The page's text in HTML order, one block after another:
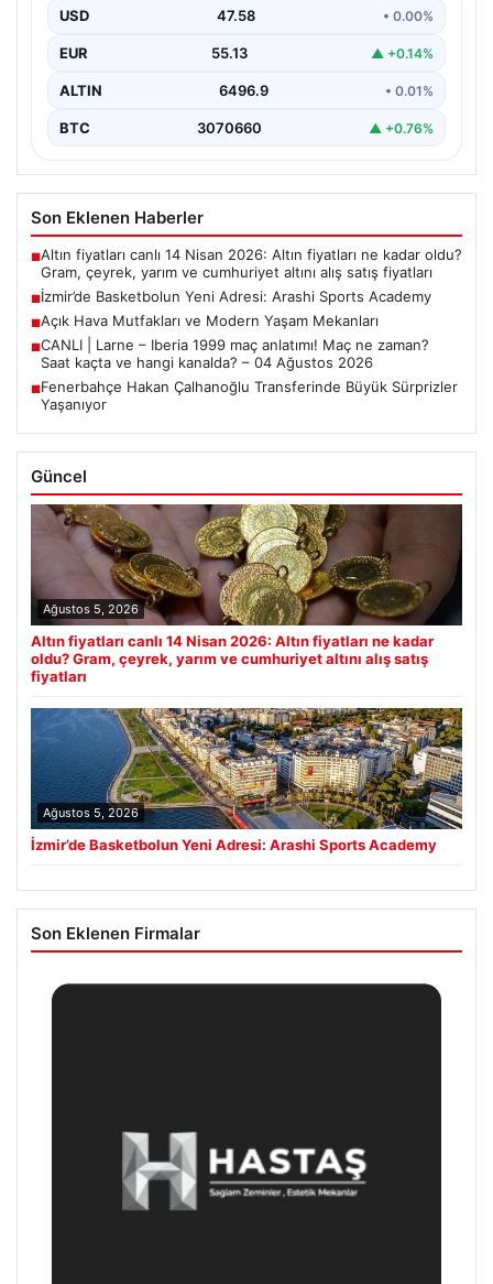
ettiren Arashi Sports Academy, bölgedeki basketbol…
USD 47.58 • 0.00%
EUR 55.13 ▲ +0.14%
ALTIN 6496.9 • 0.01%
BTC 3070660 ▲ +0.76%
Son Eklenen Haberler
■Altın fiyatları canlı 14 Nisan 2026: Altın fiyatları ne kadar oldu?
Gram, çeyrek, yarım ve cumhuriyet altını alış satış fiyatları
■İzmir’de Basketbolun Yeni Adresi: Arashi Sports Academy
■Açık Hava Mutfakları ve Modern Yaşam Mekanları
■CANLI | Larne – Iberia 1999 maç anlatımı! Maç ne zaman?
Saat kaçta ve hangi kanalda? – 04 Ağustos 2026
■Fenerbahçe Hakan Çalhanoğlu Transferinde Büyük Sürprizler
Yaşanıyor
Güncel
Ağustos 5, 2026
Altın fiyatları canlı 14 Nisan 2026: Altın fiyatları ne kadar
oldu? Gram, çeyrek, yarım ve cumhuriyet altını alış satış
fiyatları
Ağustos 5, 2026
İzmir’de Basketbolun Yeni Adresi: Arashi Sports Academy
Son Eklenen Firmalar